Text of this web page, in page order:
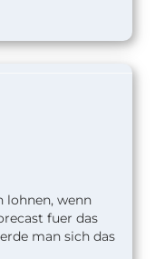
lohnen, wenn
fuer das
man sich das